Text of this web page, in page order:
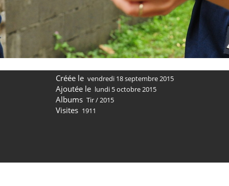
Créée le vendredi 18 septembre 2015
Ajoutée le lundi 5 octobre 2015
Albums Tir/2015
Visites 1911